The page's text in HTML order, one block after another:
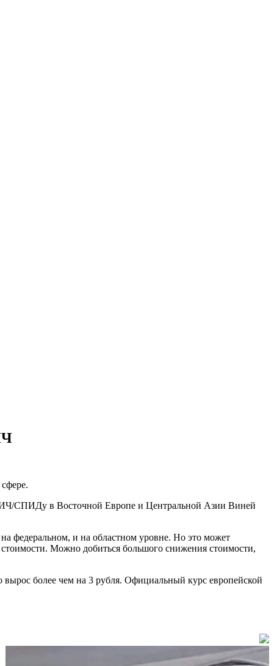
СПИДу в Восточной Европе и Центральной Азии Виней
федеральном, и на областном уровне. Но это может
Можно добиться большого снижения стоимости,
вырос более чем на 3 рубля. Официальный курс европейской